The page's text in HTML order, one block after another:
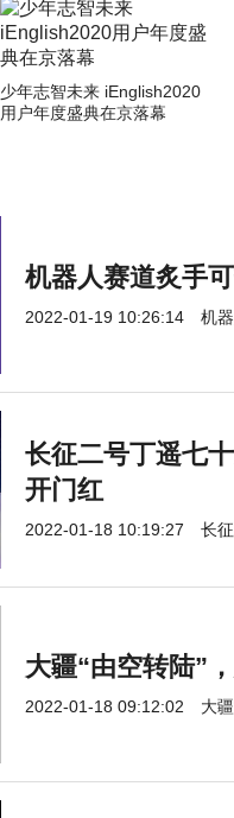
少年志智未来 iEnglish2020
用户年度盛典在京落幕
机器人赛道炙手
2022-01-19 10:26:14 机
长征二号丁遥七
开门红
2022-01-18 10:19:27 长
大疆“由空转陆”
2022-01-18 09:12:02 大